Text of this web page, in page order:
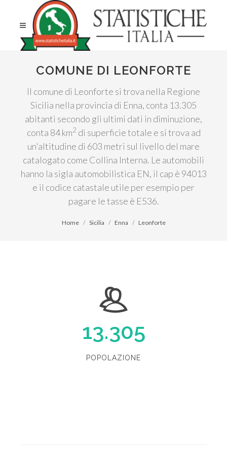
COMUNE DI LEONFORTE
Il comune di Leonforte si trova nella Regione
Sicilia nella provincia di Enna, conta 13.305
abitanti secondo gli ultimi dati in diminuzione,
conta 84 km2 di superficie totale e si trova ad
un'altitudine di 603 metri sul livello del mare
catalogato come Collina Interna. Le automobili
hanno la sigla automobilistica EN, il cap è 94013
e il codice catastale utile per esempio per
pagare le tasse è E536.
Home Sicilia Enna Leonforte
13.305
POPOLAZIONE